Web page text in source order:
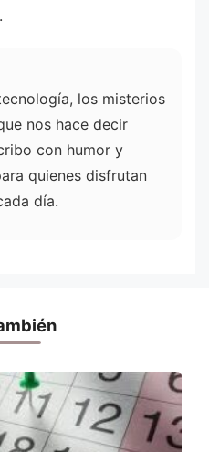
los misterios
nos hace decir
con humor y
quienes disfrutan
día.